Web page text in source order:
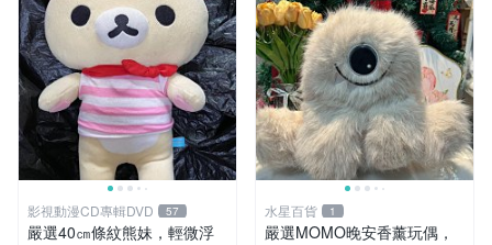
影視動漫CD專輯DVD 57
嚴選40㎝條紋熊妹，輕微浮
水星百貨 1
嚴選MOMO晚安香薰玩偶，